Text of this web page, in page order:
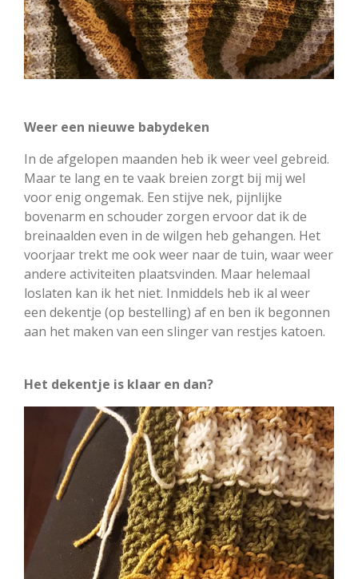
Weer een nieuwe babydeken
In de afgelopen maanden heb ik weer veel gebreid.
Maar te lang en te vaak breien zorgt bij mij wel
voor enig ongemak. Een stijve nek, pijnlijke
bovenarm en schouder zorgen ervoor dat ik de
breinaalden even in de wilgen heb gehangen. Het
voorjaar trekt me ook weer naar de tuin, waar weer
andere activiteiten plaatsvinden. Maar helemaal
loslaten kan ik het niet. Inmiddels heb ik al weer
een dekentje (op bestelling) af en ben ik begonnen
aan het maken van een slinger van restjes katoen.
Het dekentje is klaar en dan?